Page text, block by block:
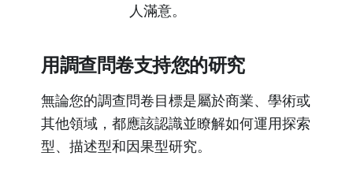
人滿意。
用調查問卷支持您的研究
無論您的調查問卷目標是屬於商業、學術或
其他領域，都應該認識並瞭解如何運用探索
型、描述型和因果型研究。